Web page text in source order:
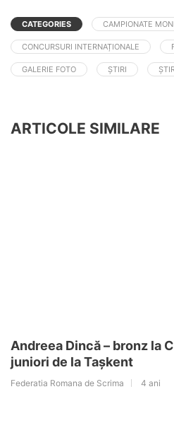
CATEGORIES CAMPIONATE
CONCURSURI INTERNAȚIONALE
GALERIE FOTO ȘTIRI
ARTICOLE SIMILARE
Andreea Dincă – bronz la
juniori de la Tașkent
Federatia Romana de Scrima 4 ani